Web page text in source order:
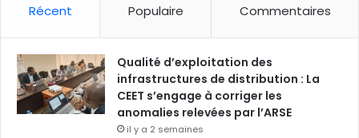
Récent Populaire Commentaires
Qualité d’exploitation des
infrastructures de distribution : La
CEET s’engage à corriger les
anomalies relevées par l’ARSE
il y a 2 semaines